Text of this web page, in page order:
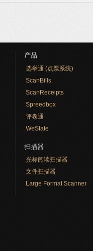
产品
选举通 (点票系统)
ScanBills
ScanReceipts
Spreedbox
评卷通
WeState
扫描器
光标阅读扫描器
文件扫描器
Large Format Scanner